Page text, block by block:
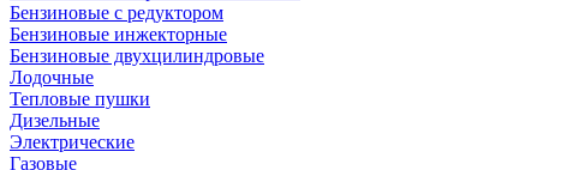
Бензиновые с редуктором
Бензиновые инжекторные
Бензиновые двухцилиндровые
Лодочные
Тепловые пушки
Дизельные
Электрические
Газовые